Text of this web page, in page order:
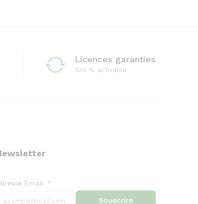
Licences garanties
100 % activable
Email
Souscrire